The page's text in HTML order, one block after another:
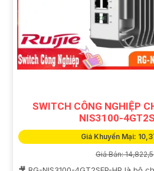
SWITCH CÔNG NGHIỆP
NIS3100-
Giá Khuyến Mại:
Giá Bán: